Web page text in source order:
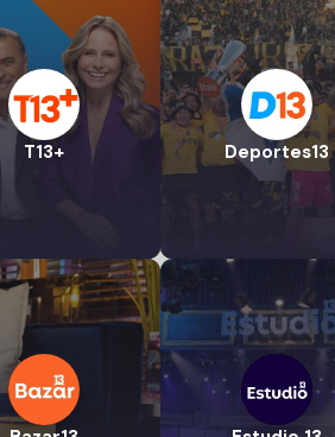
T13+ Deportes13